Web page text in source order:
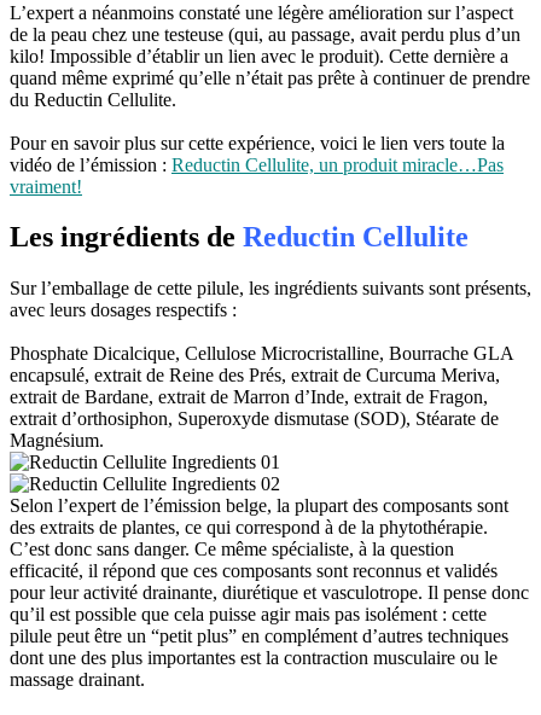
L’expert a néanmoins constaté une légère amélioration sur l’aspect
de la peau chez une testeuse (qui, au passage, avait perdu plus d’un
kilo! Impossible d’établir un lien avec le produit). Cette dernière a
quand même exprimé qu’elle n’était pas prête à continuer de prendre
du Reductin Cellulite.
Pour en savoir plus sur cette expérience, voici le lien vers toute la
vidéo de l’émission : Reductin Cellulite, un produit miracle…Pas
vraiment!
Les ingrédients de Reductin Cellulite
Sur l’emballage de cette pilule, les ingrédients suivants sont présents,
avec leurs dosages respectifs :
Phosphate Dicalcique, Cellulose Microcristalline, Bourrache GLA
encapsulé, extrait de Reine des Prés, extrait de Curcuma Meriva,
extrait de Bardane, extrait de Marron d’Inde, extrait de Fragon,
extrait d’orthosiphon, Superoxyde dismutase (SOD), Stéarate de
Magnésium.
Selon l’expert de l’émission belge, la plupart des composants sont
des extraits de plantes, ce qui correspond à de la phytothérapie.
C’est donc sans danger. Ce même spécialiste, à la question
efficacité, il répond que ces composants sont reconnus et validés
pour leur activité drainante, diurétique et vasculotrope. Il pense donc
qu’il est possible que cela puisse agir mais pas isolément : cette
pilule peut être un “petit plus” en complément d’autres techniques
dont une des plus importantes est la contraction musculaire ou le
massage drainant.